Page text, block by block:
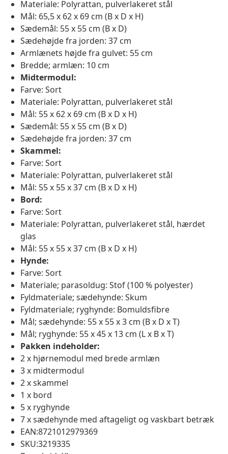
Materiale: Polyrattan, pulverlakeret stål
Mål: 65,5 x 62 x 69 cm (B x D x H)
Sædemål: 55 x 55 cm (B x D)
Sædehøjde fra jorden: 37 cm
Armlænets højde fra gulvet: 55 cm
Bredde; armlæn: 10 cm
Midtermodul:
Farve: Sort
Materiale: Polyrattan, pulverlakeret stål
Mål: 55 x 62 x 69 cm (B x D x H)
Sædemål: 55 x 55 cm (B x D)
Sædehøjde fra jorden: 37 cm
Skammel:
Farve: Sort
Materiale: Polyrattan, pulverlakeret stål
Mål: 55 x 55 x 37 cm (B x D x H)
Bord:
Farve: Sort
Materiale: Polyrattan, pulverlakeret stål, hærdet
glas
Mål: 55 x 55 x 37 cm (B x D x H)
Hynde:
Farve: Sort
Materiale; parasoldug: Stof (100 % polyester)
Fyldmateriale; sædehynde: Skum
Fyldmateriale; ryghynde: Bomuldsfibre
Mål; sædehynde: 55 x 55 x 3 cm (B x D x T)
Mål; ryghynde: 55 x 45 x 13 cm (L x B x T)
Pakken indeholder:
2 x hjørnemodul med brede armlæn
3 x midtermodul
2 x skammel
1 x bord
5 x ryghynde
7 x sædehynde med aftageligt og vaskbart betræk
EAN:8721012979369
SKU:3219335